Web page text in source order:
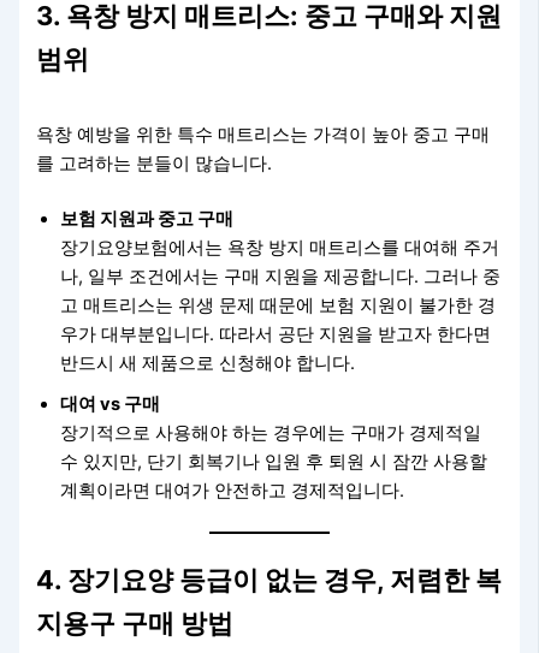
3. 욕창 방지 매트리스: 중고 구매와 지원
범위
욕창 예방을 위한 특수 매트리스는 가격이 높아 중고 구매
를 고려하는 분들이 많습니다.
보험 지원과 중고 구매
장기요양보험에서는 욕창 방지 매트리스를 대여해 주거
나, 일부 조건에서는 구매 지원을 제공합니다. 그러나 중
고 매트리스는 위생 문제 때문에 보험 지원이 불가한 경
우가 대부분입니다. 따라서 공단 지원을 받고자 한다면
반드시 새 제품으로 신청해야 합니다.
대여 vs 구매
장기적으로 사용해야 하는 경우에는 구매가 경제적일
수 있지만, 단기 회복기나 입원 후 퇴원 시 잠깐 사용할
계획이라면 대여가 안전하고 경제적입니다.
4. 장기요양 등급이 없는 경우, 저렴한 복
지용구 구매 방법